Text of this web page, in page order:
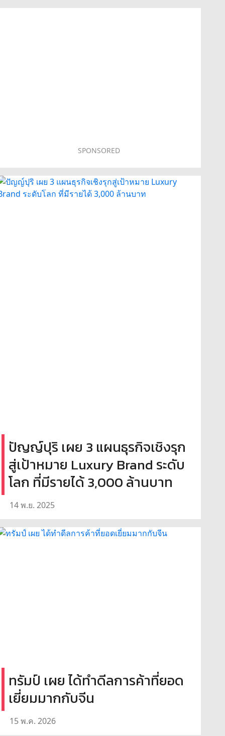
SPONSORED
ปัญญ์ปุริ เผย 3 แผนธุรกิจเชิงรุก
สู่เป้าหมาย Luxury Brand ระดับ
โลก ที่มีรายได้ 3,000 ล้านบาท
14 พ.ย. 2025
ทรัมป์ เผย ได้ทำดีลการค้าที่ยอด
เยี่ยมมากกับจีน
15 พ.ค. 2026